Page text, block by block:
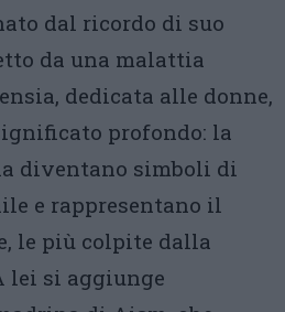
dal ricordo di suo
da una malattia
dedicata alle donne,
profondo: la
diventano simboli di
e rappresentano il
le più colpite dalla
lei si aggiunge